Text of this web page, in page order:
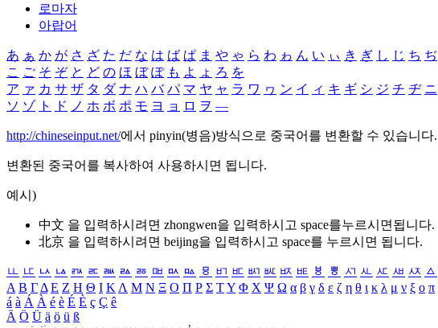
로마자
아랍어
あ ぁ か が さ ざ た だ な は ば ぱ ま や ゃ ら わ ゎ ん い ぃ き ぎ し じ ち ぢ
こ ご そ ぞ と ど の ほ ぼ ぽ も よ ょ ろ を
ア ァ カ サ ザ タ ダ ナ ハ バ パ マ ヤ ャ ラ ワ ヮ ン イ ィ キ ギ シ ジ チ ヂ ニ
ソ ゾ ト ド ノ ホ ボ ポ モ ヨ ョ ロ ヲ ―
http://chineseinput.net/에서 pinyin(병음)방식으로 중국어를 변환할 수 있습니다.
변환된 중국어를 복사하여 사용하시면 됩니다.
예시)
中文 을 입력하시려면 zhongwen을 입력하시고 space를누르시면됩니다.
北京 을 입력하시려면 beijing을 입력하시고 space를 누르시면 됩니다.
ㅥ ㅦ ㅧ ㅨ ㅩ ㅪ ㅫ ㅬ ㅭ ㅮ ㅯ ㅰ ㅱ ㅲ ㅳ ㅴ ㅵ ㅶ ㅷ ㅸ ㅹ ㅺ ㅻ ㅼ ㅽ ㅾ ㅿ
Α Β ΓΔ Ε Ζ Η Θ Ι ΚΛ Μ Ν Ξ Ο Π Ρ Σ ΤΥ Φ Χ Ψ Ω α β γ δ ε ζ η θ ι κ λ μ ν ξ ο π
á à Á À é è É È ç Ç ê
Ä Ö Ü ä ö ü ß